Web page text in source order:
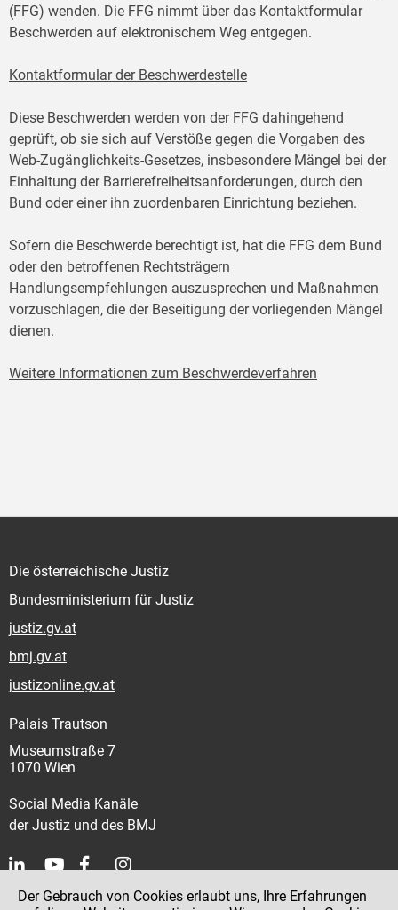
(FFG) wenden. Die FFG nimmt über das Kontaktformular
Beschwerden auf elektronischem Weg entgegen.
Kontaktformular der Beschwerdestelle
Diese Beschwerden werden von der FFG dahingehend
geprüft, ob sie sich auf Verstöße gegen die Vorgaben des
Web-Zugänglichkeits-Gesetzes, insbesondere Mängel bei der
Einhaltung der Barrierefreiheitsanforderungen, durch den
Bund oder einer ihn zuordenbaren Einrichtung beziehen.
Sofern die Beschwerde berechtigt ist, hat die FFG dem Bund
oder den betroffenen Rechtsträgern
Handlungsempfehlungen auszusprechen und Maßnahmen
vorzuschlagen, die der Beseitigung der vorliegenden Mängel
dienen.
Weitere Informationen zum Beschwerdeverfahren
Die österreichische Justiz
Bundesministerium für Justiz
justiz.gv.at
bmj.gv.at
justizonline.gv.at
Palais Trautson
Museumstraße 7
1070 Wien
Social Media Kanäle
der Justiz und des BMJ
Kontakt
Der Gebrauch von Cookies erlaubt uns, Ihre Erfahrungen